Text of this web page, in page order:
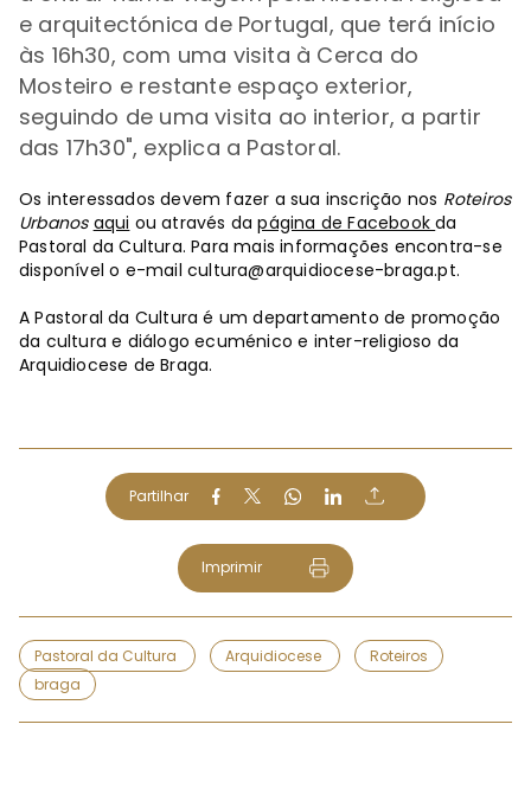
e arquitectónica de Portugal, que terá início
às 16h30, com uma visita à Cerca do
Mosteiro e restante espaço exterior,
seguindo de uma visita ao interior, a partir
das 17h30", explica a Pastoral.
Os interessados devem fazer a sua inscrição nos Roteiros
Urbanos aqui ou através dapágina de Facebookda
Pastoral da Cultura. Para mais informações encontra-se
disponível o e-mail cultura@arquidiocese-braga.pt.
A Pastoral da Cultura é um departamento de promoção
da cultura e diálogo ecuménico e inter-religioso da
Arquidiocese de Braga.
Partilhar
Imprimir
Pastoral da Cultura Arquidiocese
Roteiros
braga